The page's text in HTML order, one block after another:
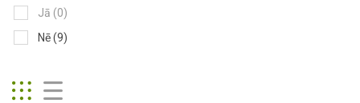
Jā (0)
Nē(9)